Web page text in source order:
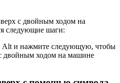
с двойным ходом на
следующие шаги:
Alt и нажмите следующую, чтобы
двойным ходом на машине